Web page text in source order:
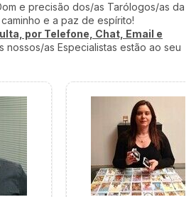
e precisão dos/as Tarólogos/as da
e a paz de espírito!
por Telefone, Chat, Email e
nossos/as Especialistas estão ao seu